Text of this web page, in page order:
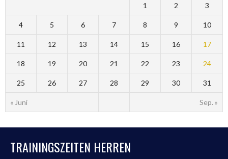
« Juni Sep. »
1 2 3
4 5 6 7 8 9 10
11 12 13 14 15 16 17
18 19 20 21 22 23 24
25 26 27 28 29 30 31
TRAININGSZEITEN HERREN